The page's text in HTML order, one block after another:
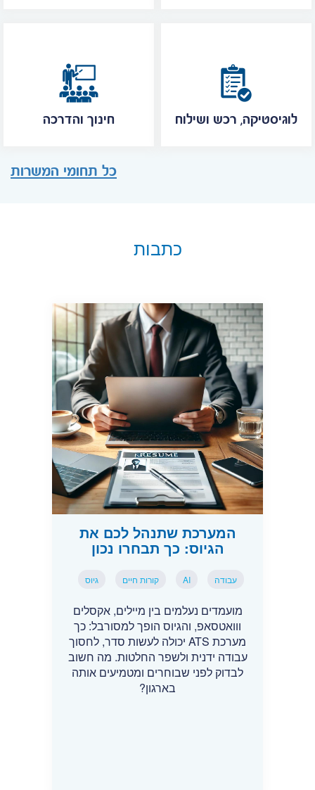
חינוך והדרכה לוגיסטיקה, רכש ושילוח
כל תחומי המשרות
כתבות
המערכת שתנהל לכם את
הגיוס: כך תבחרו נכון
עבודה AI קורות חיים גיוס
מועמדים נעלמים בין מיילים, אקסלים
ווואטסאפ, והגיוס הופך למסורבל: כך
מערכת ATS יכולה לעשות סדר, לחסוך
עבודה ידנית ולשפר החלטות. מה חשוב
לבדוק לפני שבוחרים ומטמיעים אותה
בארגון?